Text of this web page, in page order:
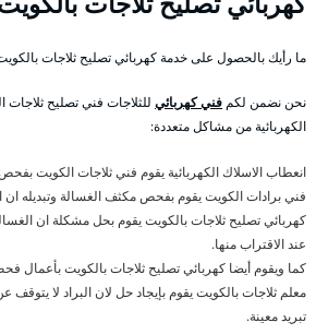
ما رأيك بالحصول على خدمة كهربائي تصليح ثلاجات
نحن نضمن لكم فني كهربائي للثلاجات فني تصليح ثلاجات
الكهربائية من مشاكل متعددة:
انعطاب الاسلاك الكهربائية يقوم فني ثلاجات الكويت بفحص
فني برادات الكويت يقوم بفحص مكثف الغسالة وتبديله
كهربائي تصليح ثلاجات بالكويت يقوم بحل مشكلة ان
عند الاقتراب منها.
كما ويقوم أيضا كهربائي تصليح ثلاجات بالكويت بأعمال
معلم ثلاجات بالكويت يقوم بإيجاد حل لان البراد لا
تبريد معينة.